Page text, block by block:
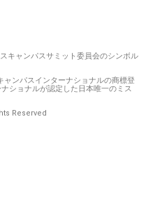
キャンパスサミット委員会のシンボル
ンパスインターナショナルの商標登
ショナルが認定した日本唯一のミス
Reserved